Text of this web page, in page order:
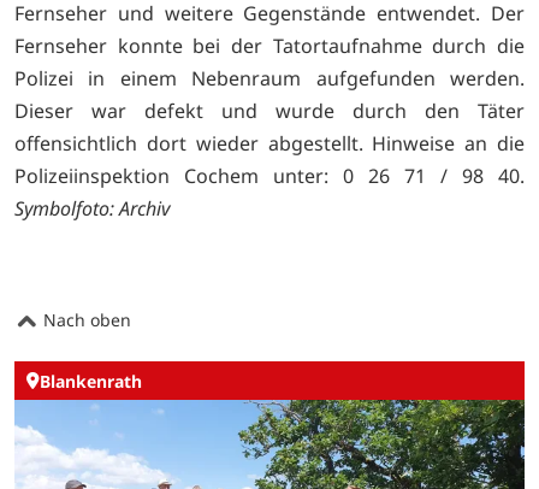
Fernseher und weitere Gegenstände entwendet. Der
Fernseher konnte bei der Tatortaufnahme durch die
Polizei in einem Nebenraum aufgefunden werden.
Dieser war defekt und wurde durch den Täter
offensichtlich dort wieder abgestellt. Hinweise an die
Polizeiinspektion Cochem unter: 0 26 71 / 98 40.
Symbolfoto: Archiv
Nach oben
Blankenrath